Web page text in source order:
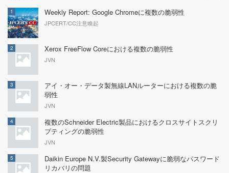
1 Weekly Report: Google Chromeに複数の脆弱性
JPCERT/CC注意喚起
2 Xerox FreeFlow Coreにおける複数の脆弱性
JVN
3
アイ・オー・データ製無線LANルーターにおける複数の脆
弱性
JVN
4
複数のSchneider Electric製品におけるクロスサイトスクリ
プティングの脆弱性
JVN
5
Daikin Europe N.V.製Security Gatewayに脆弱なパスワード
リカバリの問題